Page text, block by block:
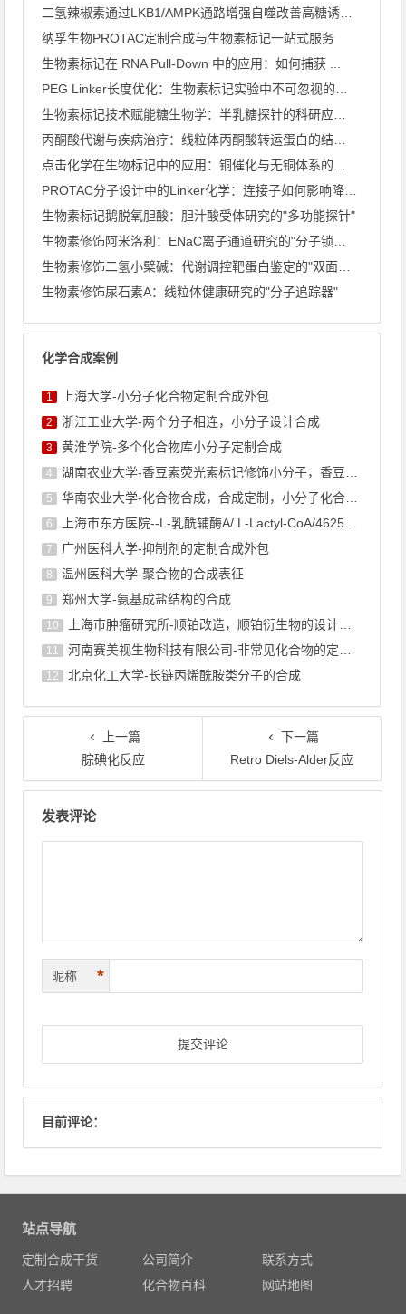
纳孚生物PROTAC定制合成与生物素标记一站式服务
生物素标记在 RNA Pull-Down 中的应用：如何捕获 ...
生物素标记鹅脱氧胆酸：胆汁酸受体研究的"多功能探针"
生物素修饰尿石素A：线粒体健康研究的"分子追踪器"
化学合成案例
1 上海大学-小分子化合物定制合成外包
2 浙江工业大学-两个分子相连，小分子设计合成
3 黄淮学院-多个化合物库小分子定制合成
4 湖南农业大学-香豆素荧光素标记修饰小分子，香豆素衍生物的合成
5 华南农业大学-化合物合成，合成定制，小分子化合物的订购
6 上海市东方医院--L-乳酰辅酶A/ L-Lactyl-CoA/4625-32-5/1926 ...
7 广州医科大学-抑制剂的定制合成外包
8 温州医科大学-聚合物的合成表征
9 郑州大学-氨基成盐结构的合成
10 上海巿肿瘤研究所-顺铂改造，顺铂衍生物的设计合成
11 河南赛美视生物科技有限公司-非常见化合物的定制合成，工艺研发
12 北京化工大学-长链丙烯酰胺类分子的合成
上一篇
腙碘化反应
下一篇
Retro Diels-Alder反应
发表评论
昵称 *
目前评论：
站点导航
定制合成干货 公司简介
联系方式
人才招聘
化合物百科 网站地图